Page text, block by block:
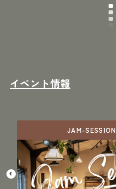
イベント情報
JAM-SESSION